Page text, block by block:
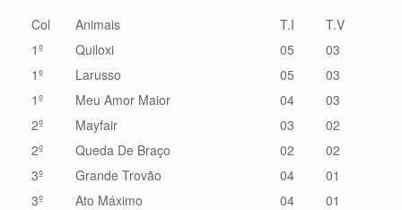
Col Animais T.I
T.V
1º
Quiloxi 05
03
1º
Larusso 05
03
1º
Meu Amor Maior 04
03
2º
Mayfair 03
02
2º
Queda De Braço 02
02
3º
Grande Trovão 04
01
3º
Ato Máximo 04
01